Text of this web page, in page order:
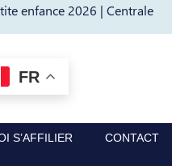
enfance 2026 | Centrale
FR
S’AFFILIER
CONTACT